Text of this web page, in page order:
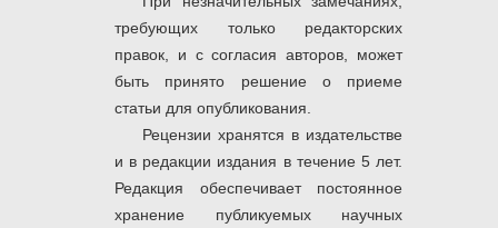
требующих только редакторских
правок, и с согласия авторов, может
быть принято решение о приеме
статьи для опубликования.
Рецензии хранятся в издательстве
и в редакции издания в течение 5 лет.
Редакция обеспечивает постоянное
хранение публикуемых научных